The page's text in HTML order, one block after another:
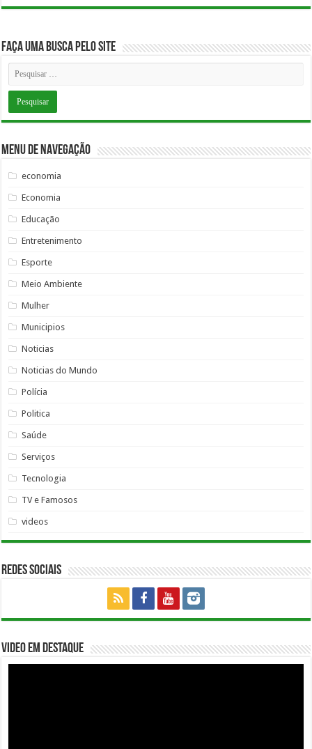
Faça uma busca pelo Site
Menu de Navegação
economia
Economia
Educação
Entretenimento
Esporte
Meio Ambiente
Mulher
Municipios
Noticias
Noticias do Mundo
Polícia
Politica
Saúde
Serviços
Tecnologia
TV e Famosos
videos
Redes Sociais
Video em Destaque